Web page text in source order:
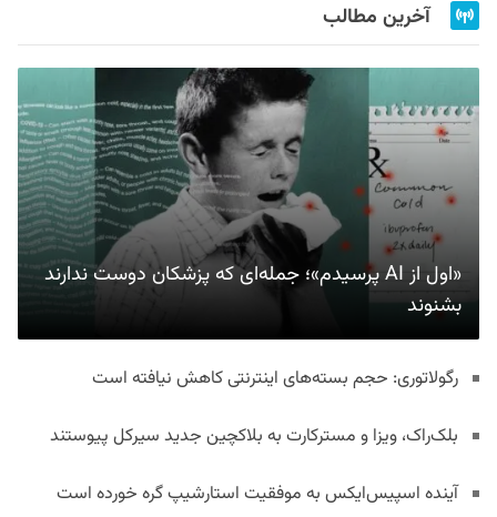
آخرین مطالب
«اول از AI پرسیدم»؛ جمله‌ای که پزشکان دوست ندارند
بشنوند
رگولاتوری: حجم بسته‌های اینترنتی کاهش نیافته است
بلک‌راک، ویزا و مسترکارت به بلاکچین جدید سیرکل پیوستند
آینده اسپیس‌ایکس به موفقیت استارشیپ گره خورده است